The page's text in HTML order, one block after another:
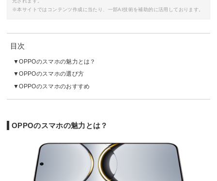
※本サイトではコンテンツ作成に当たり、一部AI技術を補助的に活用しております。
目次
OPPOのスマホの魅力とは？
OPPOのスマホの選び方
OPPOのスマホのおすすめ
OPPOのスマホの魅力とは？